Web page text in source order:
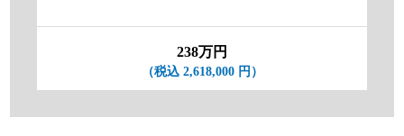
238万円
（税込 2,618,000 円）